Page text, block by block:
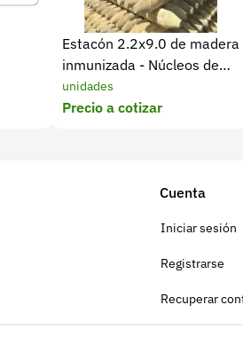
Estacón 2.2x9.0 de madera
inmunizada - Núcleos de
madera
unidades
Precio a cotizar
Cuenta
Iniciar sesión
Registrarse
Recuperar